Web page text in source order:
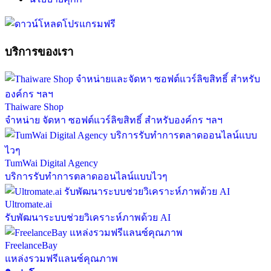
บริการของเรา
Thaiware Shop
จำหน่าย จัดหา ซอฟต์แวร์ลิขสิทธิ์ สำหรับองค์กร ฯลฯ
TumWai Digital Agency
บริการรับทำการตลาดออนไลน์แบบไวๆ
Ultromate.ai
รับพัฒนาระบบช่วยวิเคราะห์ภาพด้วย AI
FreelanceBay
แหล่งรวมฟรีแลนซ์คุณภาพ